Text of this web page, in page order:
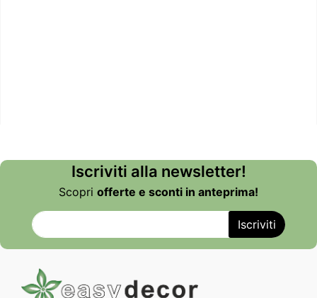
Iscriviti alla newsletter!
Scopri offerte e sconti in anteprima!